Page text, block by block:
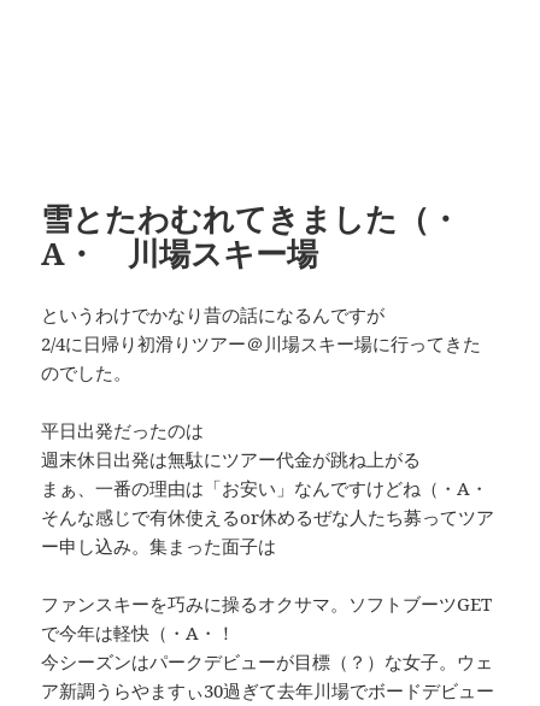
雪とたわむれてきました（・
А・ 川場スキー場
というわけでかなり昔の話になるんですが
2/4に日帰り初滑りツアー＠川場スキー場に行ってきた
のでした。
平日出発だったのは
週末休日出発は無駄にツアー代金が跳ね上がる
まぁ、一番の理由は「お安い」なんですけどね（・А・
そんな感じで有休使えるor休めるぜな人たち募ってツア
ー申し込み。集まった面子は
ファンスキーを巧みに操るオクサマ。ソフトブーツGET
で今年は軽快（・А・！
今シーズンはパークデビューが目標（？）な女子。ウェ
ア新調うらやますぃ30過ぎて去年川場でボードデビュー